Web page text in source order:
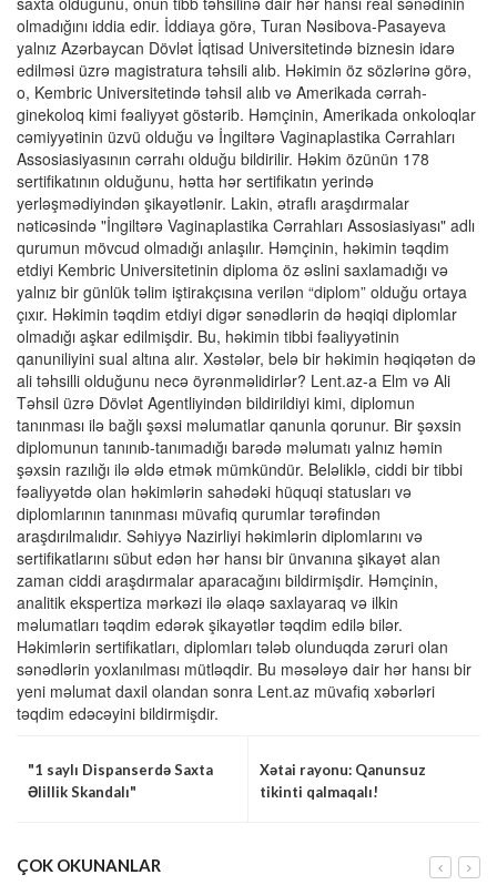
olmadığını iddia edir. İddiaya görə, Turan Nəsibova-Pasayeva
yalnız Azərbaycan Dövlət İqtisad Universitetində biznesin idarə
edilməsi üzrə magistratura təhsili alıb. Həkimin öz sözlərinə görə,
o, Kembric Universitetində təhsil alıb və Amerikada cərrah-
ginekoloq kimi fəaliyyət göstərib. Həmçinin, Amerikada onkoloqlar
cəmiyyətinin üzvü olduğu və İngiltərə Vaginaplastika Cərrahları
Assosiasiyasının cərrahı olduğu bildirilir. Həkim özünün 178
sertifikatının olduğunu, hətta hər sertifikatın yerində
yerləşmədiyindən şikayətlənir. Lakin, ətraflı araşdırmalar
nəticəsində "İngiltərə Vaginaplastika Cərrahları Assosiasiyası" adlı
qurumun mövcud olmadığı anlaşılır. Həmçinin, həkimin təqdim
etdiyi Kembric Universitetinin diploma öz əslini saxlamadığı və
yalnız bir günlük təlim iştirakçısına verilən “diplom” olduğu ortaya
çıxır. Həkimin təqdim etdiyi digər sənədlərin də həqiqi diplomlar
olmadığı aşkar edilmişdir. Bu, həkimin tibbi fəaliyyətinin
qanuniliyini sual altına alır. Xəstələr, belə bir həkimin həqiqətən də
ali təhsilli olduğunu necə öyrənməlidirlər? Lent.az-a Elm və Ali
Təhsil üzrə Dövlət Agentliyindən bildirildiyi kimi, diplomun
tanınması ilə bağlı şəxsi məlumatlar qanunla qorunur. Bir şəxsin
diplomunun tanınıb-tanımadığı barədə məlumatı yalnız həmin
şəxsin razılığı ilə əldə etmək mümkündür. Beləliklə, ciddi bir tibbi
fəaliyyətdə olan həkimlərin sahədəki hüquqi statusları və
diplomlarının tanınması müvafiq qurumlar tərəfindən
araşdırılmalıdır. Səhiyyə Nazirliyi həkimlərin diplomlarını və
sertifikatlarını sübut edən hər hansı bir ünvanına şikayət alan
zaman ciddi araşdırmalar aparacağını bildirmişdir. Həmçinin,
analitik ekspertiza mərkəzi ilə əlaqə saxlayaraq və ilkin
məlumatları təqdim edərək şikayətlər təqdim edilə bilər.
Həkimlərin sertifikatları, diplomları tələb olunduqda zəruri olan
sənədlərin yoxlanılması mütləqdir. Bu məsələyə dair hər hansı bir
yeni məlumat daxil olandan sonra Lent.az müvafiq xəbərləri
təqdim edəcəyini bildirmişdir.
"1 saylı Dispanserdə Saxta
Əlillik Skandalı"
Xətai rayonu: Qanunsuz
tikinti qalmaqalı!
ÇOK OKUNANLAR